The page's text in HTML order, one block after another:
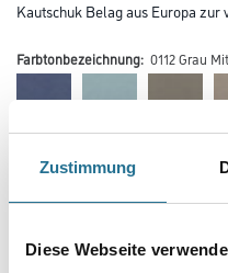
Zustimmung
Diese Webseite
Kautschuk Belag aus Europa
Farbtonbezeichnung: 0112 Grau